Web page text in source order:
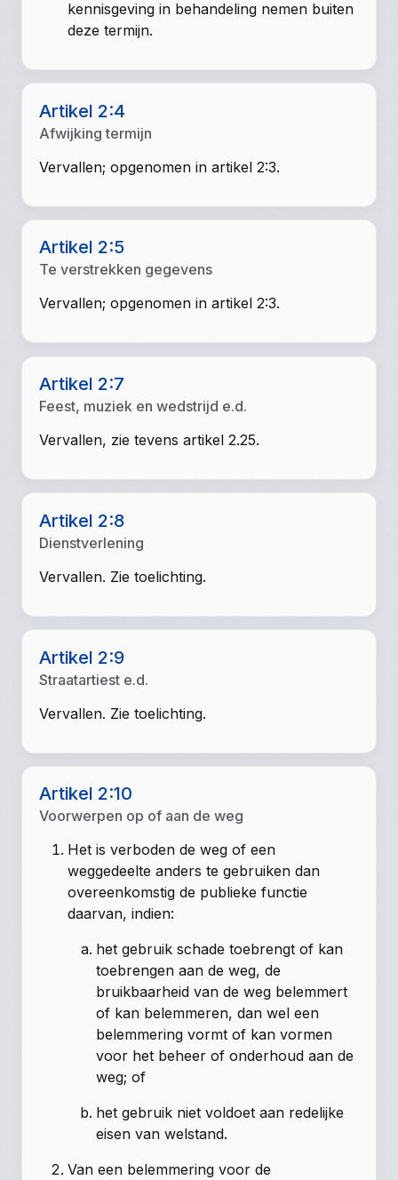
kennisgeving in behandeling nemen buiten
deze termijn.
Artikel 2:4
Afwijking termijn
Vervallen; opgenomen in artikel 2:3.
Artikel 2:5
Te verstrekken gegevens
Vervallen; opgenomen in artikel 2:3.
Artikel 2:7
Feest, muziek en wedstrijd e.d.
Vervallen, zie tevens artikel 2.25.
Artikel 2:8
Dienstverlening
Vervallen. Zie toelichting.
Artikel 2:9
Straatartiest e.d.
Vervallen. Zie toelichting.
Artikel 2:10
Voorwerpen op of aan de weg
Het is verboden de weg of een
weggedeelte anders te gebruiken dan
overeenkomstig de publieke functie
daarvan, indien:
het gebruik schade toebrengt of kan
toebrengen aan de weg, de
bruikbaarheid van de weg belemmert
of kan belemmeren, dan wel een
belemmering vormt of kan vormen
voor het beheer of onderhoud aan de
weg; of
het gebruik niet voldoet aan redelijke
eisen van welstand.
Van een belemmering voor de